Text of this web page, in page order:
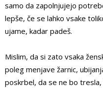
samo da zapolnjujejo
lepše, če se lahko vsake
ujame, kadar padeš.
Mislim, da si zato vsaka
poleg menjave žarnic,
poskrbel, da se ne bo